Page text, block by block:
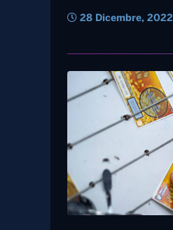
28 Dicembre, 2022